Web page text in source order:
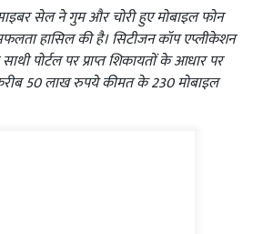
साइबर सेल ने गुम और चोरी हुए मोबाइल फोन
हासिल की है। सिटीजन कॉप एप्लीकेशन
पोर्टल पर प्राप्त शिकायतों के आधार पर
50 लाख रुपये कीमत के 230 मोबाइल